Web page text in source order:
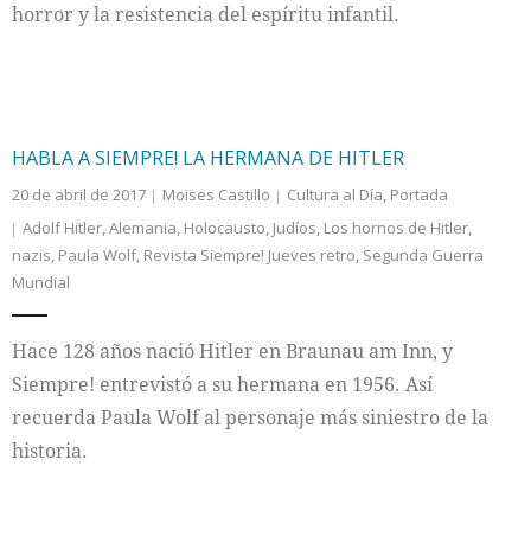
horror y la resistencia del espíritu infantil.
HABLA A SIEMPRE! LA HERMANA DE HITLER
20 de abril de 2017 Moises Castillo Cultura al Día, Portada
Adolf Hitler,Alemania, Holocausto, Judíos, Los hornos de Hitler,
nazis, Paula Wolf, Revista Siempre! Jueves retro, Segunda Guerra
Mundial
Hace 128 años nació Hitler en Braunau am Inn, y
Siempre! entrevistó a su hermana en 1956. Así
recuerda Paula Wolf al personaje más siniestro de la
historia.